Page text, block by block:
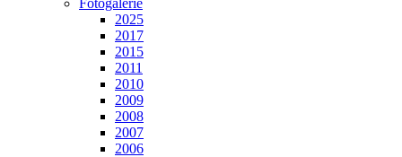
Fotogalerie
2025
2017
2015
2011
2010
2009
2008
2007
2006